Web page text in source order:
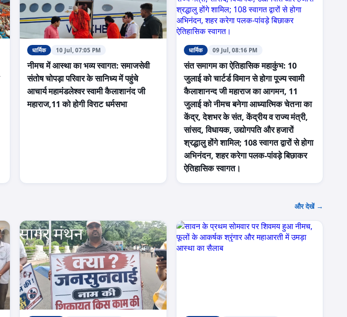
धार्मिक 10 Jul, 07:05 PM
नीमच में आस्था का भव्य स्वागत: समाजसेवी
संतोष चोपड़ा परिवार के सानिध्य में पहुंचे
आचार्य महामंडलेश्वर स्वामी कैलाशानंद जी
महाराज,11 को होगी विराट धर्मसभा
धार्मिक 09 Jul, 08:16 PM
संत समागम का ऐतिहासिक महाकुंभ: 10
जुलाई को चार्टर्ड विमान से होगा पूज्य स्वामी
कैलाशानन्द जी महाराज का आगमन, 11
जुलाई को नीमच बनेगा आध्यात्मिक चेतना का
केंद्र, देशभर के संत, केंद्रीय व राज्य मंत्री,
सांसद, विधायक, उद्योगपति और हजारों
श्रद्धालु होंगे शामिल; 108 स्वागत द्वारों से होगा
अभिनंदन, शहर करेगा पलक-पांवड़े बिछाकर
ऐतिहासिक स्वागत।
और देखें →